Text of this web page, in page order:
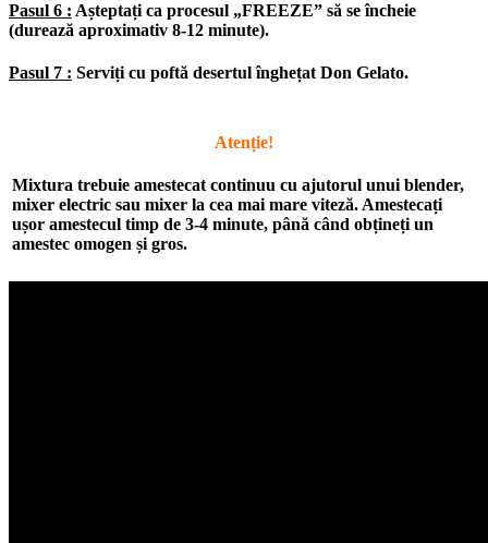
Pasul 6 : Așteptați ca procesul „FREEZE” să se încheie
(durează aproximativ 8-12 minute).
Pasul 7 : Serviți cu poftă desertul înghețat Don Gelato.
Atenție!
Mixtura trebuie amestecat continuu cu ajutorul unui blender,
mixer electric sau mixer la cea mai mare viteză. Amestecați
ușor amestecul timp de 3-4 minute, până când obțineți un
amestec omogen și gros.